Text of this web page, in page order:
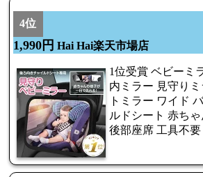
4位
1,990円 Hai Hai楽天市場店
1位受賞 ベビーミ
内ミラー 見守り
トミラー ワイド
ルドシート 赤ち
後部座席 工具不要